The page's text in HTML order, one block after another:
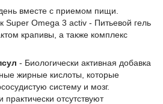
вместе с приемом пищи.
Super Omega 3 activ - Питьевой гель
крапивы, а также комплекс
- Биологически активная добавка
жирные кислоты, которые
систему и мозг.
отсутствуют